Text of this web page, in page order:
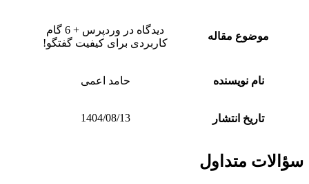
موضوع مقاله
دیدگاه در وردپرس + 6 گام
کاربردی برای کیفیت گفتگو!
نام نویسنده حامد اعمی
تاریخ انتشار 1404/08/13
سؤالات متداول